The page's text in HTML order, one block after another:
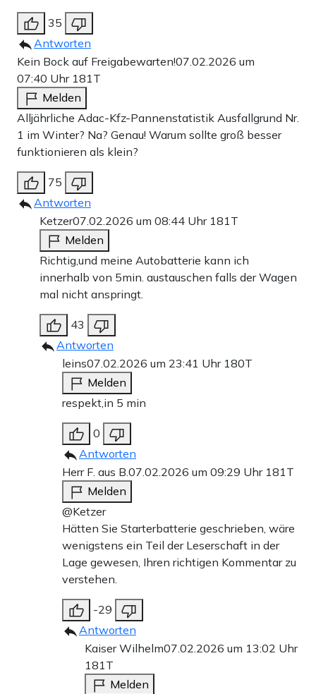
35
Antworten
Kein Bock auf Freigabewarten!07.02.2026 um
07:40 Uhr 181T
Melden
Alljährliche Adac-Kfz-Pannenstatistik Ausfallgrund Nr.
1 im Winter? Na? Genau! Warum sollte groß besser
funktionieren als klein?
75
Antworten
Ketzer07.02.2026 um 08:44 Uhr 181T
Melden
Richtig,und meine Autobatterie kann ich
innerhalb von 5min. austauschen falls der Wagen
mal nicht anspringt.
43
Antworten
leins07.02.2026 um 23:41 Uhr 180T
Melden
respekt,in 5 min
0
Antworten
Herr F. aus B.07.02.2026 um 09:29 Uhr 181T
Melden
@Ketzer
Hätten Sie Starterbatterie geschrieben, wäre
wenigstens ein Teil der Leserschaft in der
Lage gewesen, Ihren richtigen Kommentar zu
verstehen.
-29
Antworten
Kaiser Wilhelm07.02.2026 um 13:02 Uhr
181T
Melden